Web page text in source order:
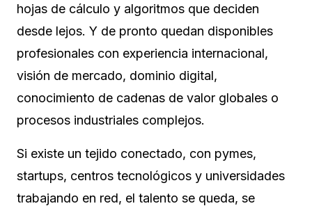
hojas de cálculo y algoritmos que deciden
desde lejos. Y de pronto quedan disponibles
profesionales con experiencia internacional,
visión de mercado, dominio digital,
conocimiento de cadenas de valor globales o
procesos industriales complejos.
Si existe un tejido conectado, con pymes,
startups, centros tecnológicos y universidades
trabajando en red, el talento se queda, se